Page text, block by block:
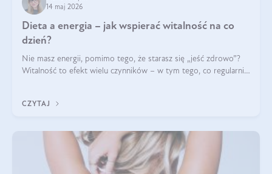
14 maj 2026
Dieta a energia – jak wspierać witalność na co
dzień?
Nie masz energii, pomimo tego, że starasz się „jeść zdrowo”?
Witalność to efekt wielu czynników – w tym tego, co regularnie
CZYTAJ